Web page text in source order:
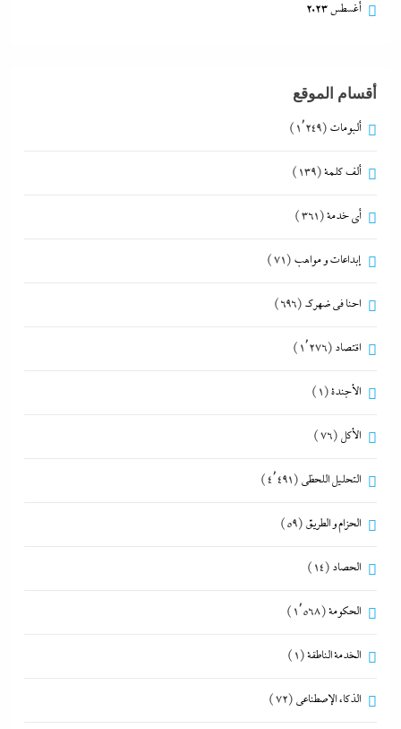
أغسطس 2023
أقسام الموقع
ألبومات (1٬249)
ألف كلمة(139)
أي خدمة(361)
إبداعات و مواهب (71)
احنا في ضهرك (696)
اقتصاد (1٬276)
الأجندة(1)
الأكل (76)
التحليل اللحظي (4٬491)
الحزام و الطريق (59)
الحصاد (14)
الحكومة(1٬568)
الخدمة الناطقة(1)
الذكاء الإصطناعي (72)